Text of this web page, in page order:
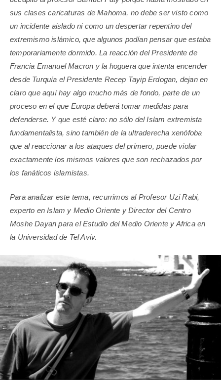
sus clases caricaturas de Mahoma, no debe ser visto como
un incidente aislado ni como un despertar repentino del
extremismo islámico, que algunos podían pensar que estaba
temporariamente dormido. La reacción del Presidente de
Francia Emanuel Macron y la hoguera que intenta encender
desde Turquía el Presidente Recep Tayip Erdogan, dejan en
claro que aquí hay algo mucho más de fondo, parte de un
proceso en el que Europa deberá tomar medidas para
defenderse. Y que esté claro: no sólo del Islam extremista
fundamentalista, sino también de la ultraderecha xenófoba
que al reaccionar a los ataques del primero, puede violar
exactamente los mismos valores que son rechazados por
los fanáticos islamistas.
Para analizar este tema, recurrimos al Profesor Uzi Rabi,
experto en Islam y Medio Oriente y Director del Centro
Moshe Dayan para el Estudio del Medio Oriente y Africa en
la Universidad de Tel Aviv.